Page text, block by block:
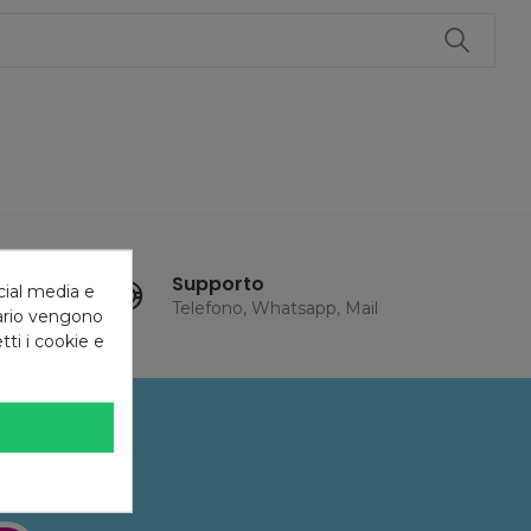
Supporto
Telefono, Whatsapp, Mail
media e
vengono
i cookie e